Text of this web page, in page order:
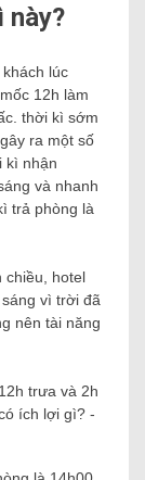
này?
lúc
12h làm
thời kì sớm
ra một số
kì nhận
và nhanh
trả phòng là
chiều, hotel
vì trời đã
nên tài năng